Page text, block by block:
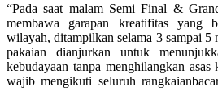
“Pada saat malam Semi Final &
membawa garapan kreatifitas yang
wilayah, ditampilkan selama 3 sampai 5
pakaian dianjurkan untuk
kebudayaan tanpa menghilangkan asas
wajib mengikuti seluruh